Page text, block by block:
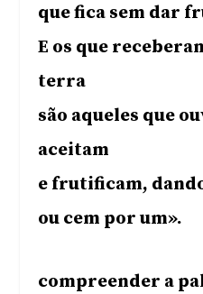
que fica sem dar
E os que
terra
são aqueles que
aceitam
e frutificam,
ou cem por um».
compreender a